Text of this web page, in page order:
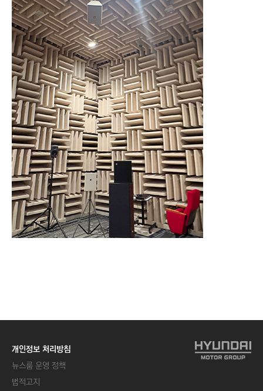
개인정보 처리방침
뉴스룸 운영 정책
법적고지